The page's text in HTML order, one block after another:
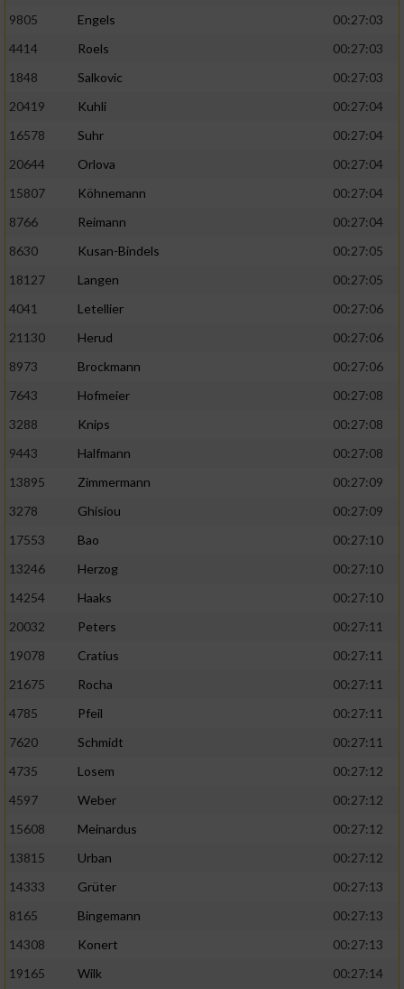
9805
Engels
00:27:03
4414
Roels
00:27:03
1848
Salkovic
00:27:03
20419
Kuhli
00:27:04
16578
Suhr
00:27:04
20644
Orlova
00:27:04
15807
Köhnemann
00:27:04
8766
Reimann
00:27:04
8630
Kusan-Bindels
00:27:05
18127
Langen
00:27:05
4041
Letellier
00:27:06
21130
Herud
00:27:06
8973
Brockmann
00:27:06
7643
Hofmeier
00:27:08
3288
Knips
00:27:08
9443
Halfmann
00:27:08
13895
Zimmermann
00:27:09
3278
Ghisiou
00:27:09
17553
Bao
00:27:10
13246
Herzog
00:27:10
14254
Haaks
00:27:10
20032
Peters
00:27:11
19078
Cratius
00:27:11
21675
Rocha
00:27:11
4785
Pfeil
00:27:11
7620
Schmidt
00:27:11
4735
Losem
00:27:12
4597
Weber
00:27:12
15608
Meinardus
00:27:12
13815
Urban
00:27:12
14333
Grüter
00:27:13
8165
Bingemann
00:27:13
14308
Konert
00:27:13
19165
Wilk 00:27:14